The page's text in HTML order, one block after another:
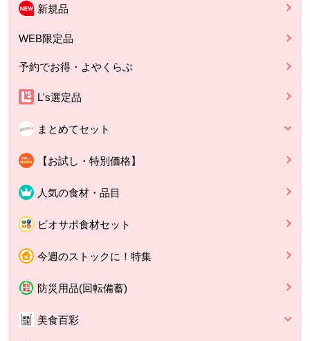
新規品
WEB限定品
予約でお得・よやくらぶ
L's選定品
まとめてセット
【お試し・特別価格】
人気の食材・品目
ビオサポ食材セット
今週のストックに！特集
防災用品(回転備蓄)
美食百彩